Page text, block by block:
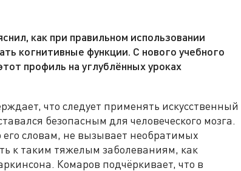
как при правильном использовании
когнитивные функции. С нового учебного
профиль на углублённых уроках
что следует применять искусственный
безопасным для человеческого мозга.
словам, не вызывает необратимых
к таким тяжелым заболеваниям, как
Комаров подчёркивает, что в